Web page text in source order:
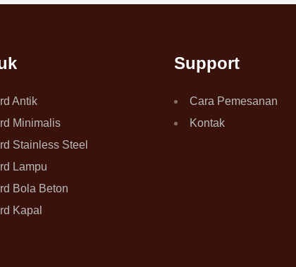
Antik
Minimalis
Stainless Steel
Lampu
Bola Beton
Kapal
Support
Cara Pemesanan
Kontak